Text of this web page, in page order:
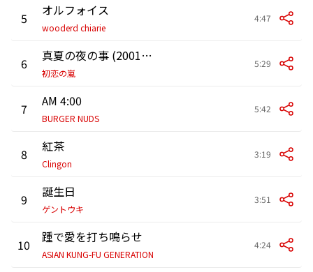
5 オルフォイス
wooderd chiarie
4:47
6 真夏の夜の事 (2001.12.6 ユニバーサルレコーディングスタジオズAスタジオ)
初恋の嵐
5:29
7 AM 4:00
BURGER NUDS
5:42
8 紅茶
Clingon
3:19
9 誕生日
ゲントウキ
3:51
10 踵で愛を打ち鳴らせ
ASIAN KUNG-FU GENERATION
4:24